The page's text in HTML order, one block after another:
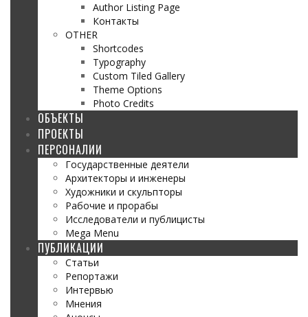
Author Listing Page
Контакты
OTHER
Shortcodes
Typography
Custom Tiled Gallery
Theme Options
Photo Credits
ОБЪЕКТЫ
ПРОЕКТЫ
ПЕРСОНАЛИИ
Государственные деятели
Архитекторы и инженеры
Художники и скульпторы
Рабочие и прорабы
Исследователи и публицисты
Mega Menu
ПУБЛИКАЦИИ
Статьи
Репортажи
Интервью
Мнения